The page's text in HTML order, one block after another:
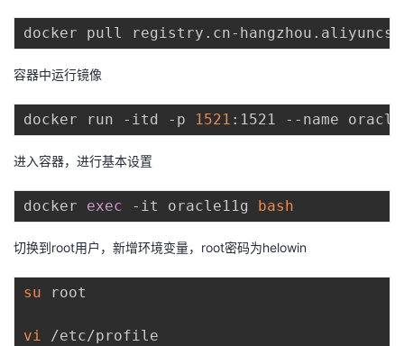
页
开
者
的
客
我
论
的
我
发
学
我
的
Programs
我
持
的
我
容器中运行镜像
docker run -itd -p 1521
进入容器，进行基本设置
docker exec -it oracle11g bash
切换到root用户，新增环境变量，root密码为helowin
su root
vi /etc/profile